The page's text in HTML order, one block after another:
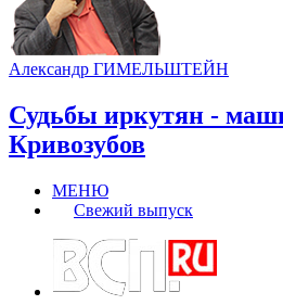
Александр ГИМЕЛЬШТЕЙН
Судьбы иркутян -
Кривозубов
МЕНЮ
Свежий выпуск